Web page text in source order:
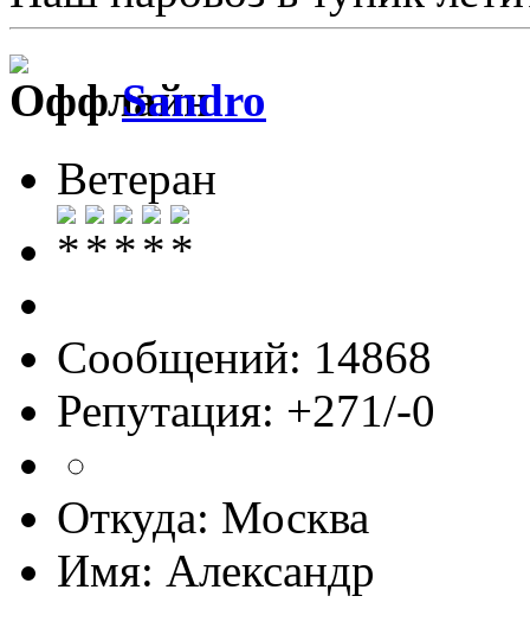
Sandro
Ветеран
Сообщений: 14868
Репутация: +271/-0
Откуда: Москва
Имя: Александр